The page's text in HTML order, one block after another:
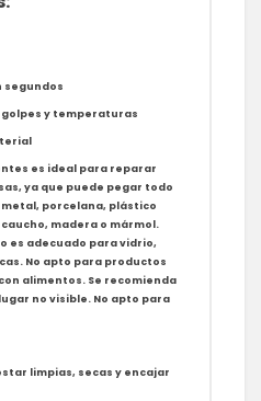
segundos
y temperaturas
es ideal para reparar
ya que puede pegar todo
porcelana, plástico
caucho, madera o mármol.
es adecuado para vidrio,
No apto para productos
alimentos. Se recomienda
no visible. No apto para
limpias, secas y encajar